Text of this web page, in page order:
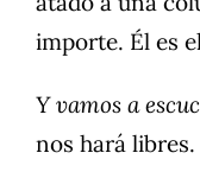
importe. Él es
Y vamos a
nos hará libres.